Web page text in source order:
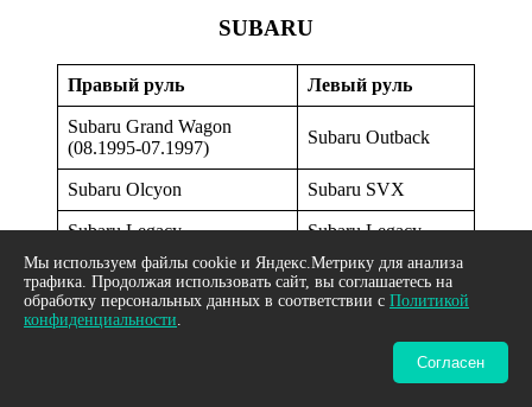
Мы используем файлы cookie и Яндекс.Метрику для анализа
трафика. Продолжая использовать сайт, вы соглашаетесь на
обработку персональных данных в соответствии с Политикой
конфиденциальности.
Согласен
SUBARU
Правый руль Левый руль
Subaru Grand Wagon
(08.1995-07.1997)
Subaru Outback
Subaru Olcyon Subaru SVX
Subaru Legacy Subaru Legacy
Subaru Rex Subaru Rex
Subaru Traviq Opel Zafira
Subaru Impreza